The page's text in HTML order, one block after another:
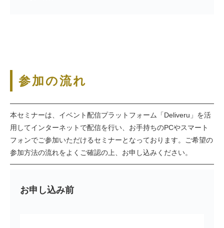
参加の流れ
本セミナーは、イベント配信プラットフォーム「Deliveru」を活
用してインターネットで配信を行い、お手持ちのPCやスマート
フォンでご参加いただけるセミナーとなっております。ご希望の
参加方法の流れをよくご確認の上、お申し込みください。
お申し込み前